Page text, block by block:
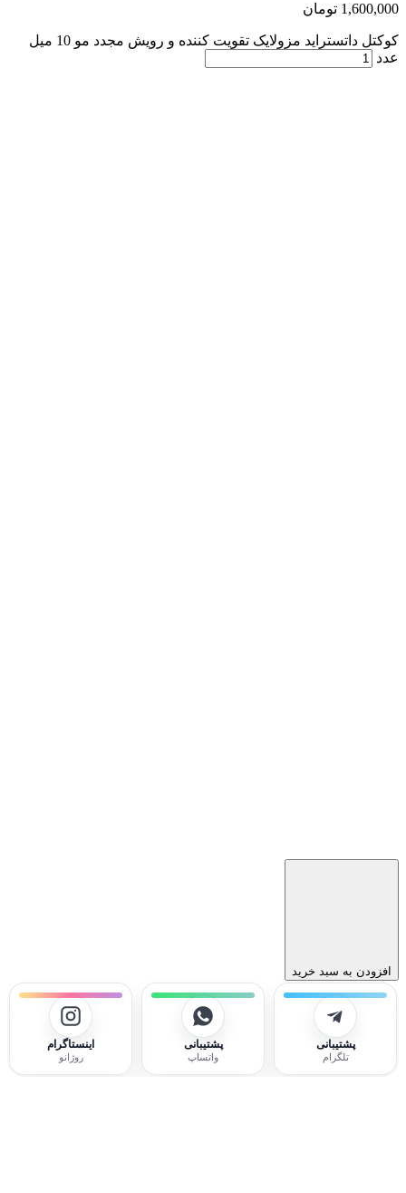
1,600,000 تومان
کوکتل داتستراید مزولایک تقویت کننده و رویش مجدد مو 10 میل
عدد
افزودن به سبد خرید
پشتیبانی
تلگرام
پشتیبانی
واتساپ
اینستاگرام
روژانو